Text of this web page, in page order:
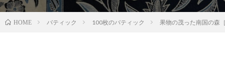
HOME バティック 100枚のバティック 果物の茂った南国の森